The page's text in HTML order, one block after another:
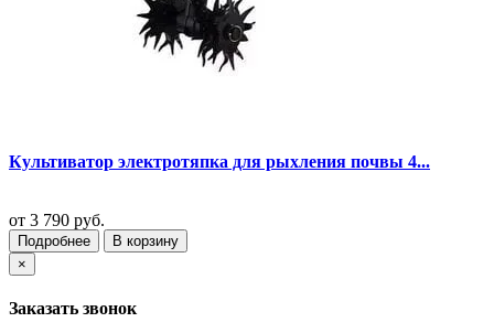
Культиватор электротяпка для рыхления почвы 4...
от 3 790 руб.
Подробнее
В корзину
×
Заказать звонок